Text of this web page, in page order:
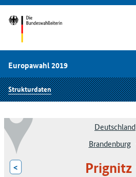
Europawahl 2019
Strukturdaten
Deutschland
Brandenburg
< Prignitz